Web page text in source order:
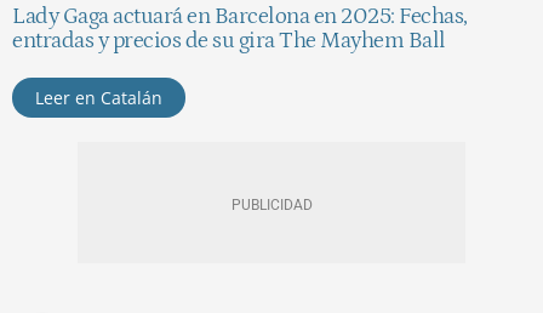
Lady Gaga actuará en Barcelona en 2025: Fechas,
entradas y precios de su gira The Mayhem Ball
Leer en Catalán